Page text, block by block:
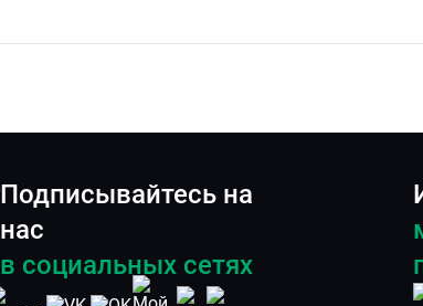
Подписывайтесь на
нас
в социальных сетях